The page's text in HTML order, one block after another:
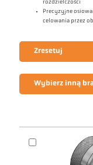
rozdzielczości
Precyzyjne
celowania przez
Zresetuj
Wybierz inną